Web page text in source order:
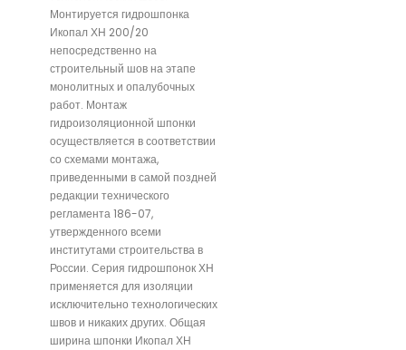
Монтируется гидрошпонка
Икопал ХН 200/20
непосредственно на
строительный шов на этапе
монолитных и опалубочных
работ. Монтаж
гидроизоляционной шпонки
осуществляется в соответствии
со схемами монтажа,
приведенными в самой поздней
редакции технического
регламента 186-07,
утвержденного всеми
институтами строительства в
России. Серия гидрошпонок ХН
применяется для изоляции
исключительно технологических
швов и никаких других. Общая
ширина шпонки Икопал ХН